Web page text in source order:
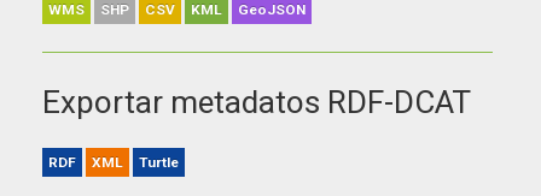
WMS SHP CSV KML GeoJSON
Exportar metadatos RDF-DCAT
RDF XML Turtle